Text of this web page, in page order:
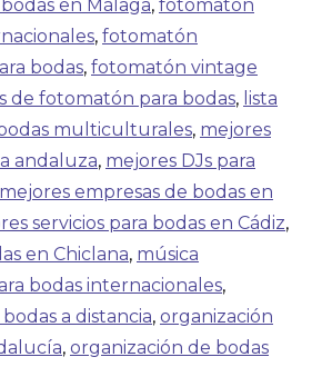
en Málaga, fotomatón
, fotomatón
bodas, fotomatón vintage
de fotomatón para bodas, lista
multiculturales, mejores
andaluza, mejores DJs para
mejores empresas de bodas en
servicios para bodas en Cádiz,
en Chiclana, música
bodas internacionales,
a distancia, organización
, organización de bodas